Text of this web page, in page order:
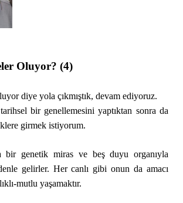
Oluyor? (4)
diye yola çıkmıştık, devam ediyoruz.
bir genellemesini yaptıktan sonra da
girmek istiyorum.
bir genetik miras ve beş duyu organıyla
gelirler. Her canlı gibi onun da amacı
mutlu yaşamaktır.